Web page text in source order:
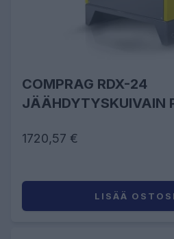
COMPRAG RDX-24
JÄÄHDYTYSKUIVAIN
1720,57 €
LISÄÄ